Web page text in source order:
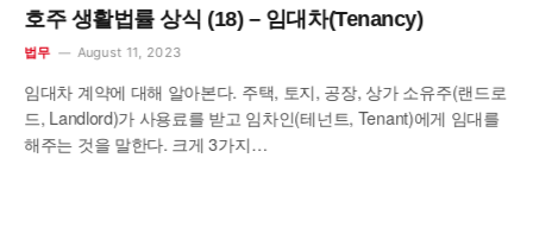
호주 생활법률 상식 (18) – 임대차(Tenancy)
법무 August 11, 2023
임대차 계약에 대해 알아본다. 주택, 토지, 공장, 상가 소유주(랜드로
드, Landlord)가 사용료를 받고 임차인(테넌트, Tenant)에게 임대를
해주는 것을 말한다. 크게 3가지…